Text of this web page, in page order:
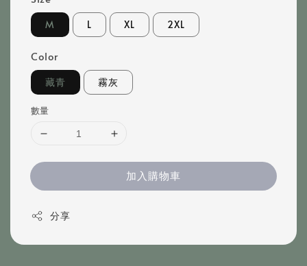
M L XL 2XL
Color
藏青 霧灰
數量
加入購物車
分享